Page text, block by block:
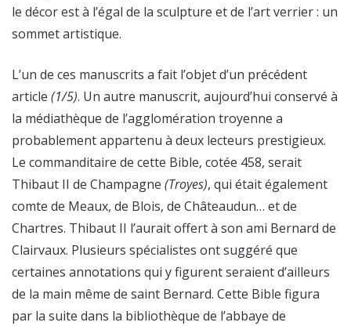
le décor est à l’égal de la sculpture et de l’art verrier : un
sommet artistique.
L’un de ces manuscrits a fait l’objet d’un précédent
article (1/5). Un autre manuscrit, aujourd’hui conservé à
la médiathèque de l’agglomération troyenne a
probablement appartenu à deux lecteurs prestigieux.
Le commanditaire de cette Bible, cotée 458, serait
Thibaut II de Champagne (Troyes), qui était également
comte de Meaux, de Blois, de Châteaudun… et de
Chartres. Thibaut II l’aurait offert à son ami Bernard de
Clairvaux. Plusieurs spécialistes ont suggéré que
certaines annotations qui y figurent seraient d’ailleurs
de la main même de saint Bernard. Cette Bible figura
par la suite dans la bibliothèque de l’abbaye de